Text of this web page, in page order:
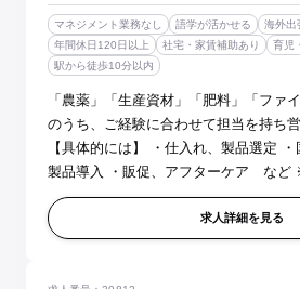
マネジメント業務なし 語学が活かせる 海外出
年間休日120日以上
社宅・家賃補助あり
育児
駅から徒歩10分以内
「農薬」「生産資材」「肥料」「ファ
のうち、ご経験に合わせて担当を持ち
【具体的には】 ・仕入れ、製品選定
製品導入 ・販促、アフターケア など
ム、中国などの海外展開にも積極的に
外向けの営業もお...
求人詳細を見る